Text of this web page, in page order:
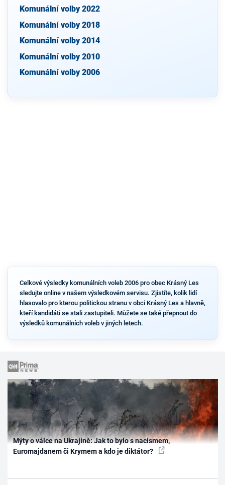
Komunální volby 2022
Komunální volby 2018
Komunální volby 2014
Komunální volby 2010
Komunální volby 2006
Celkové výsledky komunálních voleb 2006 pro obec Krásný Les
sledujte online v našem výsledkovém servisu. Zjistíte, kolik lidí
hlasovalo pro kterou politickou stranu v obci Krásný Les a hlavně,
kteří kandidáti se stali zastupiteli. Můžete se také přepnout do
výsledků komunálních voleb v jiných letech.
Mýty o válce na Ukrajině: Jak to bylo s nacismem,
Euromajdanem či Krymem a kdo je diktátor?